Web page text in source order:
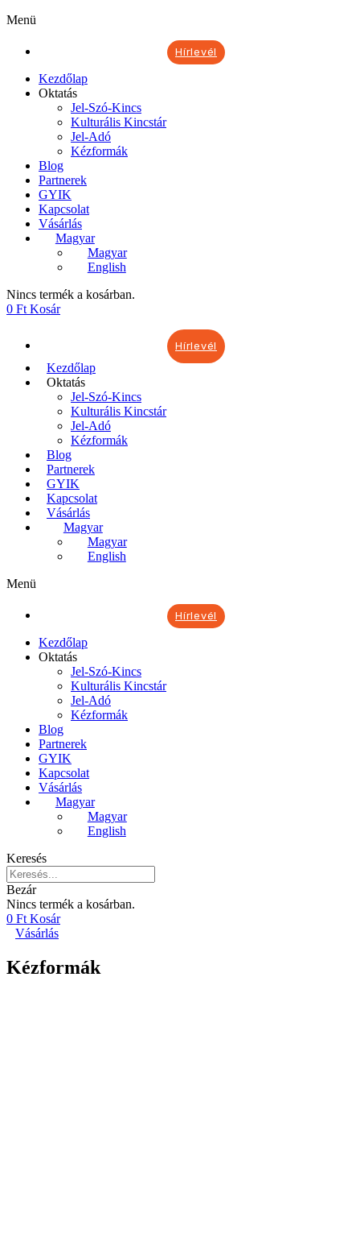
Menü
Hírlevél
Kezdőlap
Oktatás
Jel-Szó-Kincs
Kulturális Kincstár
Jel-Adó
Kézformák
Blog
Partnerek
GYIK
Kapcsolat
Vásárlás
Magyar
Magyar
English
Nincs termék a kosárban.
0 Ft Kosár
Hírlevél
Kezdőlap
Oktatás
Jel-Szó-Kincs
Kulturális Kincstár
Jel-Adó
Kézformák
Blog
Partnerek
GYIK
Kapcsolat
Vásárlás
Magyar
Magyar
English
Menü
Hírlevél
Kezdőlap
Oktatás
Jel-Szó-Kincs
Kulturális Kincstár
Jel-Adó
Kézformák
Blog
Partnerek
GYIK
Kapcsolat
Vásárlás
Magyar
Magyar
English
Keresés
Bezár
Nincs termék a kosárban.
0 Ft Kosár
Vásárlás
Kézformák